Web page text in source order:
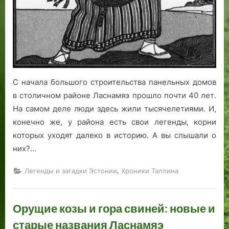
С начала большого строительства панельных домов
в столичном районе Ласнамяэ прошло почти 40 лет.
На самом деле люди здесь жили тысячелетиями. И,
конечно же, у района есть свои легенды, корни
которых уходят далеко в историю. А вы слышали о
них?…
Легенды и загадки Эстонии, Хроники Таллина
Орущие козы и гора свиней: новые и
старые названия Ласнамяэ